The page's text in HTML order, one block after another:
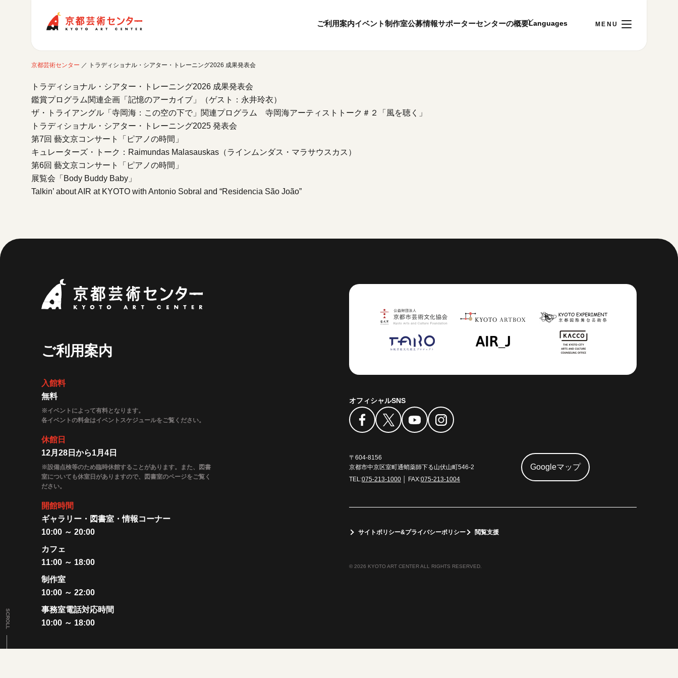
ご利用案内イベント制作室公募情報サポーターセンターの概要
ご利用案内
開館時間・アクセシビリティ
フロアガイド
交通アクセス
図書室・情報コーナー
カフェ・ショップ
よくあるご質問
取材／視察・見学／撮影
イベントに参加する
開催中のイベント
月間スケジュール
これまでのイベント
センターのプログラム・事業
制作室を使う
制作室について
制作室の使用方法・募集要項
制作室の設備
公募情報
KACサポーター
京都芸術センターについて
連携事業のご案内
SCROLL
京都芸術センター ／ トラディショナル・シアター・トレーニング2026 成果発表会
トラディショナル・シアター・トレーニング2026 成果発表会
鑑賞プログラム関連企画「記憶のアーカイブ」（ゲスト：永井玲衣）
ザ・トライアングル「寺岡海：この空の下で」関連プログラム 寺岡海アーティストトーク＃２「風を聴く」
トラディショナル・シアター・トレーニング2025 発表会
第7回 藝文京コンサート「ピアノの時間」
キュレーターズ・トーク：Raimundas Malasauskas（ラインムンダス・マラサウスカス）
第6回 藝文京コンサート「ピアノの時間」
展覧会「Body Buddy Baby」
Talkin’ about AIR at KYOTO with Antonio Sobral and “Residencia São João”
ご利用案内
入館料
無料
※イベントによって有料となります。
各イベントの料金はイベントスケジュールをご覧ください。
休館日
12月28日から1月4日
※設備点検等のため臨時休館することがあります。また、図書
室についても休室日がありますので、図書室のページをご覧く
ださい。
開館時間
ギャラリー・図書室・情報コーナー
10:00 ～ 20:00
カフェ
11:00 ～ 18:00
制作室
10:00 ～ 22:00
事務室電話対応時間
10:00 ～ 18:00
オフィシャルSNS
〒604-8156
京都市中京区室町通蛸薬師下る山伏山町546-2
TEL:075-213-1000 │ FAX:075-213-1004
Googleマップ
サイトポリシー&プライバシーポリシー 閲覧支援
© 2026 KYOTO ART CENTER ALL RIGHTS RESERVED.